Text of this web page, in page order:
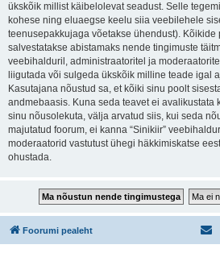
ükskõik millist käibelolevat seadust. Selle
kohese ning eluaegse keelu siia veebilehele
teenusepakkujaga võetakse ühendust). Kõikide
salvestatakse abistamaks nende tingimuste
veebihalduril, administraatoritel ja
liigutada või sulgeda ükskõik milline teade igal
Kasutajana nõustud sa, et kõiki sinu poolt
andmebaasis. Kuna seda teavet ei
sinu nõusolekuta, välja arvatud siis, kui seda
majutatud foorum, ei kanna “Sinikiir”
moderaatorid vastutust ühegi häkkimiskatse
ohustada.
Foorumi pealeht